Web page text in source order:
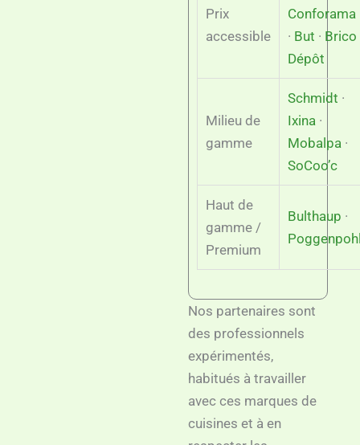
Prix
accessible
Conforama
· But · Brico
Dépôt
Milieu de
gamme
Schmidt ·
Ixina ·
Mobalpa ·
SoCoo’c
Haut de
gamme /
Premium
Bulthaup ·
Nos partenaires sont
des professionnels
expérimentés,
habitués à travailler
avec ces marques de
cuisines et à en